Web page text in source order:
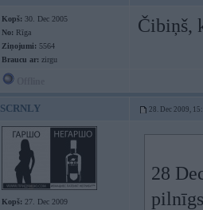
Kopš: 30. Dec 2005
No: Rīga
Ziņojumi: 5564
Braucu ar: zirgu
Čibiņš,
SCRNLY 28. Dec 2009,
Kopš: 27. Dec 2009
28